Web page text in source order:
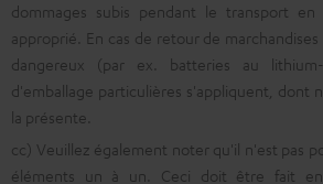
dommages subis pendant le transport en
approprié. En cas de retour de
dangereux (par ex. batteries au
d'emballage particulières s'appliquent, dont
la présente.
cc) Veuillez également noter qu'il n'est pas
éléments un à un. Ceci doit être fait